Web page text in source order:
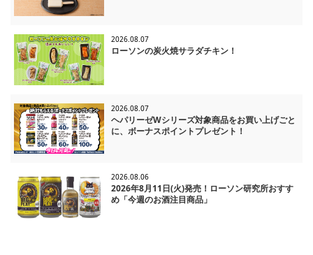
2026.08.07
ローソンの炭火焼サラダチキン！
2026.08.07
ヘパリーゼWシリーズ対象商品をお買い上げごと
に、ボーナスポイントプレゼント！
2026.08.06
2026年8月11日(火)発売！ローソン研究所おすす
め「今週のお酒注目商品」